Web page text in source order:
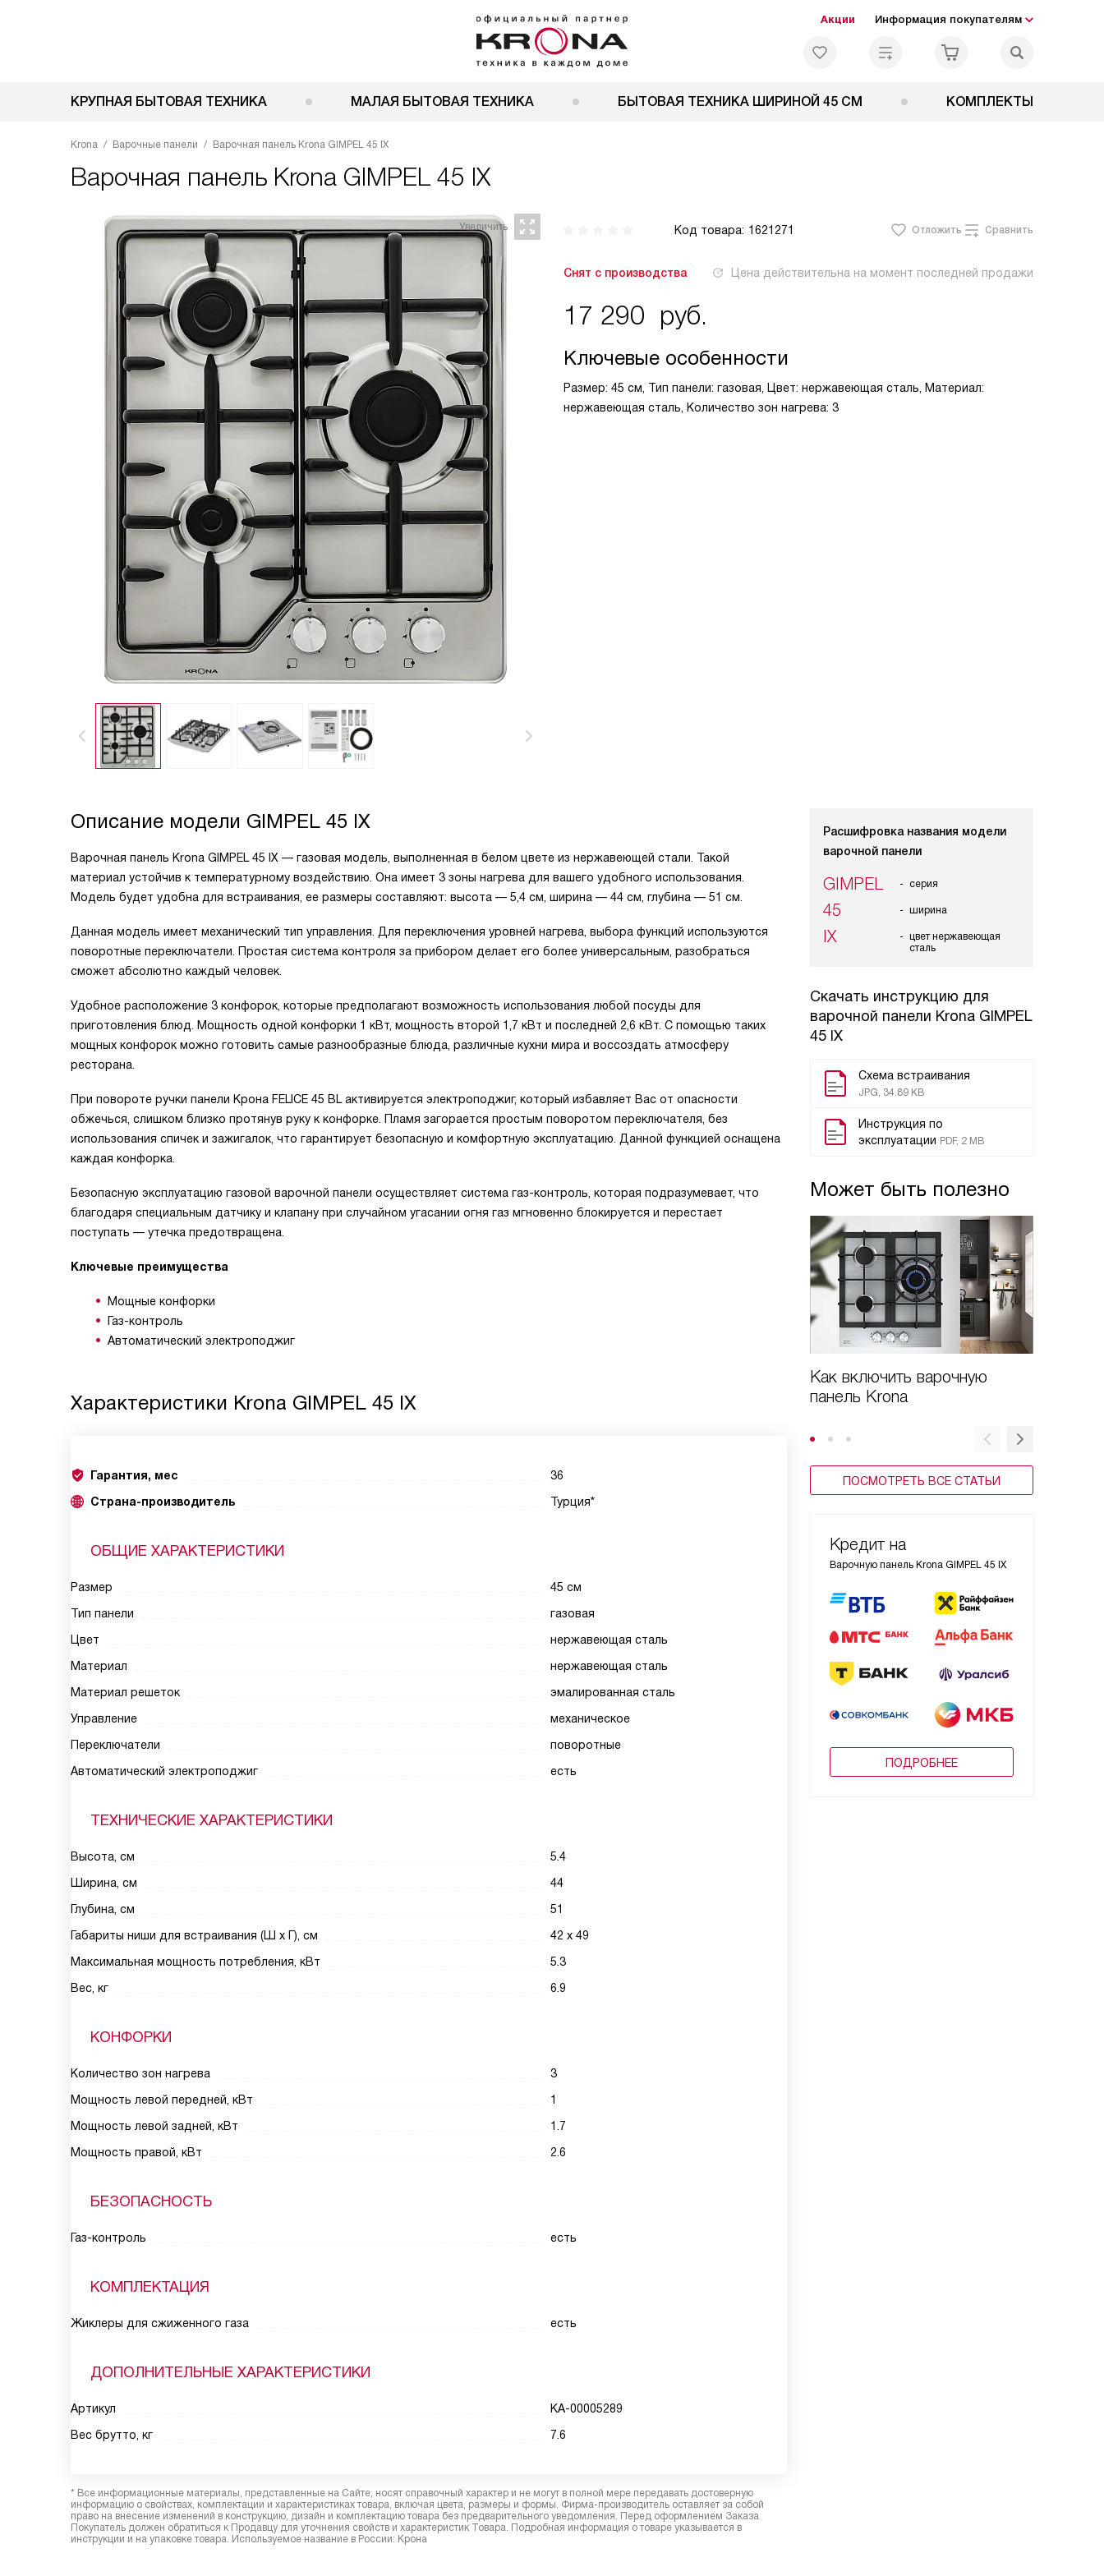
Акции Информация покупателям
КРУПНАЯ БЫТОВАЯ ТЕХНИКА МАЛАЯ БЫТОВАЯ ТЕХНИКА БЫТОВАЯ ТЕХНИКА ШИРИНОЙ 45 СМ КОМПЛЕКТЫ
Krona Варочные панели Варочная панель Krona GIMPEL 45 IX
Варочная панель Krona GIMPEL 45 IX
Код товара: 1621271 Отложить Сравнить
Снят с производства Цена действительна на момент последней продажи
17 290 руб.
Ключевые особенности
Размер: 45 см, Тип панели: газовая, Цвет: нержавеющая сталь, Материал:
нержавеющая сталь, Количество зон нагрева: 3
Расшифровка названия модели
варочной панели
GIMPEL серия
45 ширина
IX
цвет нержавеющая
сталь
Скачать инструкцию для
варочной панели Krona GIMPEL
45 IX
Схема встраивания
JPG, 34.89 KB
Инструкция по
эксплуатации PDF, 2 MB
Может быть полезно
Как включить варочную
панель Krona
ПОСМОТРЕТЬ ВСЕ СТАТЬИ
Кредит на
Варочную панель Krona GIMPEL 45 IX
ПОДРОБНЕЕ
Описание модели GIMPEL 45 IX
Варочная панель Krona GIMPEL 45 IX — газовая модель, выполненная в белом цвете из нержавеющей стали. Такой
материал устойчив к температурному воздействию. Она имеет 3 зоны нагрева для вашего удобного использования.
Модель будет удобна для встраивания, ее размеры составляют: высота — 5,4 см, ширина — 44 см, глубина — 51 см.
Данная модель имеет механический тип управления. Для переключения уровней нагрева, выбора функций используются
поворотные переключатели. Простая система контроля за прибором делает его более универсальным, разобраться
сможет абсолютно каждый человек.
Удобное расположение 3 конфорок, которые предполагают возможность использования любой посуды для
приготовления блюд. Мощность одной конфорки 1 кВт, мощность второй 1,7 кВт и последней 2,6 кВт. С помощью таких
мощных конфорок можно готовить самые разнообразные блюда, различные кухни мира и воссоздать атмосферу
ресторана.
При повороте ручки панели Крона FELICE 45 BL активируется электроподжиг, который избавляет Вас от опасности
обжечься, слишком близко протянув руку к конфорке. Пламя загорается простым поворотом переключателя, без
использования спичек и зажигалок, что гарантирует безопасную и комфортную эксплуатацию. Данной функцией оснащена
каждая конфорка.
Безопасную эксплуатацию газовой варочной панели осуществляет система газ-контроль, которая подразумевает, что
благодаря специальным датчику и клапану при случайном угасании огня газ мгновенно блокируется и перестает
поступать — утечка предотвращена.
Ключевые преимущества
Мощные конфорки
Газ-контроль
Автоматический электроподжиг
Характеристики Krona GIMPEL 45 IX
Гарантия, мес
36
Страна-производитель
Турция*
ОБЩИЕ ХАРАКТЕРИСТИКИ
Размер
45 см
Тип панели
газовая
Цвет
нержавеющая сталь
Материал
нержавеющая сталь
Материал решеток
эмалированная сталь
Управление
механическое
Переключатели
поворотные
Автоматический электроподжиг
есть
ТЕХНИЧЕСКИЕ ХАРАКТЕРИСТИКИ
Высота, см
5.4
Ширина, см
44
Глубина, см
51
Габариты ниши для встраивания (Ш х Г), см
42 х 49
Максимальная мощность потребления, кВт
5.3
Вес, кг
6.9
КОНФОРКИ
Количество зон нагрева
3
Мощность левой передней, кВт
1
Мощность левой задней, кВт
1.7
Мощность правой, кВт
2.6
БЕЗОПАСНОСТЬ
Газ-контроль есть
КОМПЛЕКТАЦИЯ
Жиклеры для сжиженного газа есть
ДОПОЛНИТЕЛЬНЫЕ ХАРАКТЕРИСТИКИ
Артикул
КА-00005289
Вес брутто, кг
7.6
* Все информационные материалы, представленные на Сайте, носят справочный характер и не могут в полной мере передавать достоверную
информацию о свойствах, комплектации и характеристиках товара, включая цвета, размеры и формы. Фирма-производитель оставляет за собой
право на внесение изменений в конструкцию, дизайн и комплектацию товара без предварительного уведомления. Перед оформлением Заказа
Покупатель должен обратиться к Продавцу для уточнения свойств и характеристик Товара. Подробная информация о товаре указывается в
инструкции и на упаковке товара. Используемое название в России: Крона